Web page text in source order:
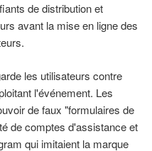
de distribution et
avant la mise en ligne des
les utilisateurs contre
l'événement. Les
de faux "formulaires de
de comptes d'assistance et
qui imitaient la marque